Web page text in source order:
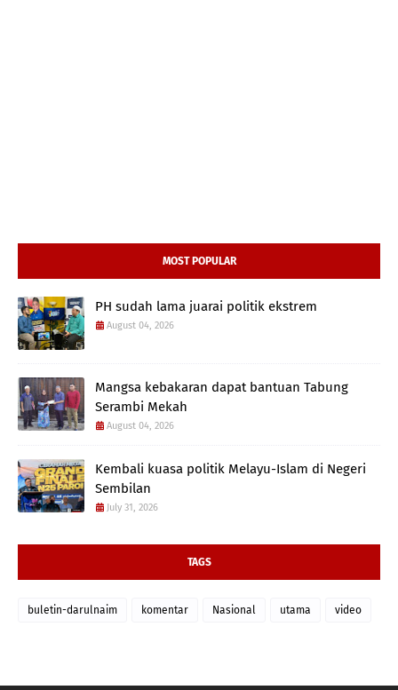
MOST POPULAR
PH sudah lama juarai politik ekstrem
August 04, 2026
Mangsa kebakaran dapat bantuan Tabung
Serambi Mekah
August 04, 2026
Kembali kuasa politik Melayu-Islam di Negeri
Sembilan
July 31, 2026
TAGS
buletin-darulnaim komentar Nasional utama video